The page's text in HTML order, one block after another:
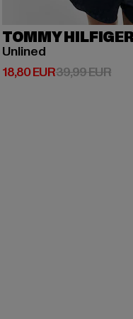
TOMMY
Unlined
18,80 EUR
Derzeitiger Preis: 18,80
39,99 EUR